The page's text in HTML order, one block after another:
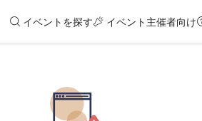
イベントを探す イベント主催者向け